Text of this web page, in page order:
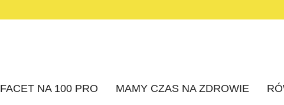
FACET NA 100 PRO MAMY CZAS NA ZDROWIE